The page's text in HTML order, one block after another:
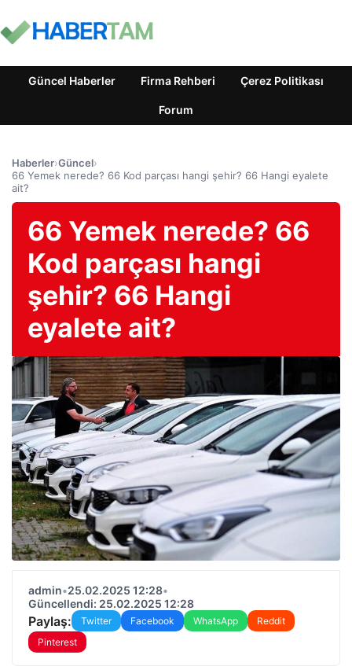
Güncel Haberler Firma Rehberi Çerez Politikası
Forum
Haberler›Güncel›
66 Yemek nerede? 66 Kod parçası hangi şehir? 66 Hangi eyalete
ait?
66 Yemek nerede? 66
Kod parçası hangi
şehir? 66 Hangi
eyalete ait?
admin•25.02.2025 12:28•
Güncellendi: 25.02.2025 12:28
Paylaş: Twitter Facebook WhatsApp
Reddit
Pinterest